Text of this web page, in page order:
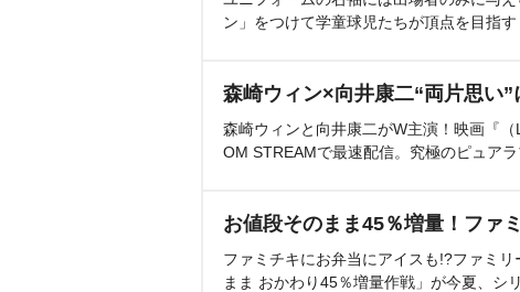
ン」をつけて学童球児たちが頂点を目指す
森崎ウィン×向井康二“両片思い”
森崎ウィンと向井康二がW主演！映画『
OM STREAMで最速配信。究極のピュアラ
お値段そのまま45％増量！ファ
ファミチキにお弁当にアイスも!?ファミ
まま おかわり45％増量作戦」が今夏、シ